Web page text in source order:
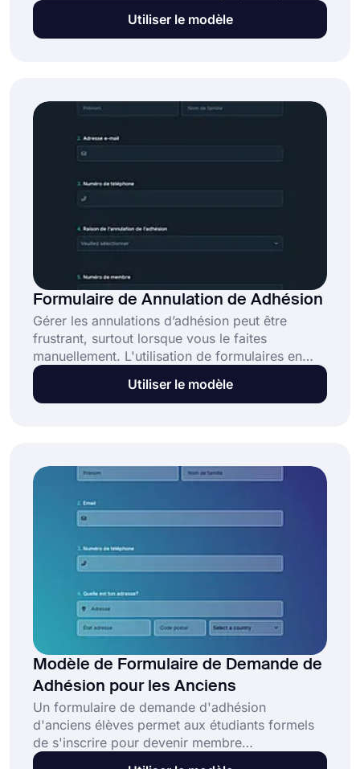
formulaire d'annulation d'adhésion à une salle
de sport, vous aidera incroyablement. Avec un
d'annulation d'adhésion à une salle de sport
gratuit raccourcira considérablement le
processus de création!
Utiliser le modèle
Formulaire de Annulation de Adhésion
Gérer les annulations d’adhésion peut être
frustrant, surtout lorsque vous le faites
manuellement. L'utilisation de formulaires en
ligne facilitera votre travail et vous aidera à
collecter automatiquement les informations
processus d'annulation.
Utiliser le modèle
Modèle de Formulaire de Demande de
Adhésion pour les Anciens
Un formulaire de demande d'adhésion
d'anciens élèves permet aux étudiants formels
de s'inscrire pour devenir membre
d'organisations d'anciens élèves. Ainsi, cela